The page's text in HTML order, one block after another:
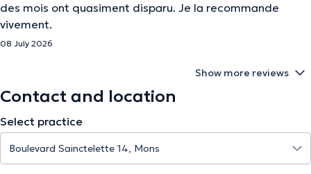
des mois ont quasiment disparu. Je la recommande
vivement.
08 July 2026
Show more reviews
Contact and location
Select practice